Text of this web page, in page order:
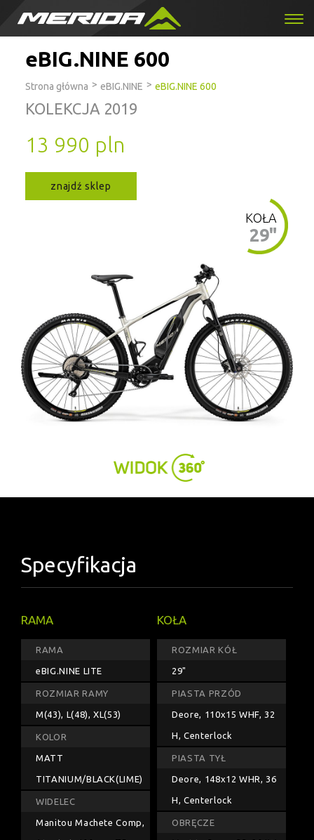
eBIG.NINE 600
Strona główna > eBIG.NINE > eBIG.NINE 600
KOLEKCJA 2019
13 990 pln
znajdź sklep
KOŁA
29"
Specyfikacja
RAMA
RAMA
eBIG.NINE LITE
ROZMIAR RAMY
M(43), L(48), XL(53)
KOLOR
MATT
TITANIUM/BLACK(LIME)
WIDELEC
Manitou Machete Comp,
KOŁA
ROZMIAR KÓŁ
29"
PIASTA PRZÓD
Deore, 110x15 WHF, 32
H, Centerlock
PIASTA TYŁ
Deore, 148x12 WHR, 36
H, Centerlock
OBRĘCZE